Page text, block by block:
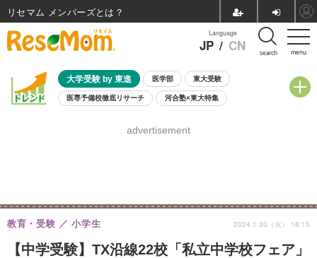
menu
Language
JP / CN search
大学受験 by 東進 医学部 東大受験
医専予備校徹底リサーチ 河合塾×東大特集
8月開催学校説明会・相談会
advertisement
【中学受験】TX沿線22校「私立中学校フェア」
教育・受験 小学生 2024.1.30（火） 18:15
リセマム メンバーズ